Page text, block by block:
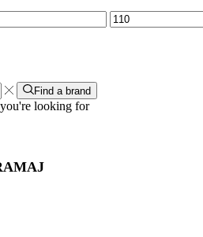
Find a brand
looking for